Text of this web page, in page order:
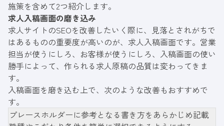
施策を含めて2つ紹介します。
求人入稿画面の磨き込み
求人サイトのSEOを改善したいく際に、見落とされがちで
はあるものの重要度が高いのが、求人入稿画面です。営業
担当が使うにしろ、お客様が使うにしろ、入稿画面の使い
勝手によって、作られる求人原稿の品質は変わってきま
す。
入稿画面を磨き込む上で、次のような改善もおすすめで
す。
プレースホルダーに参考となる書き方をあらかじめ記載